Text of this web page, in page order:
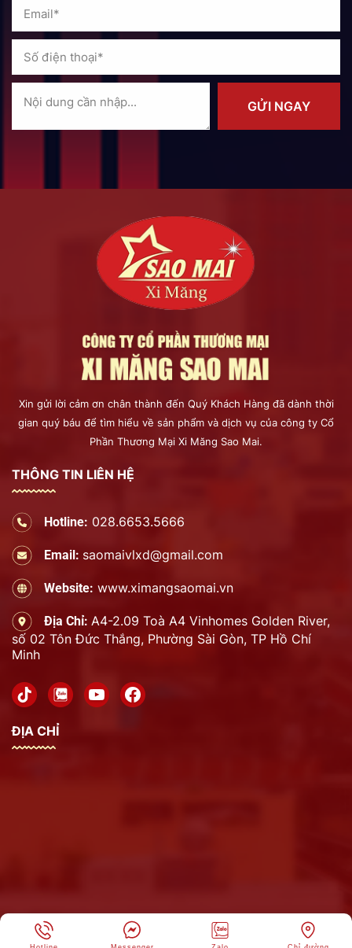
GỬI NGAY
Xin gửi lời cảm ơn chân thành đến Quý Khách Hàng đã dành thời
gian quý báu để tìm hiểu về sản phẩm và dịch vụ của công ty Cổ
Phần Thương Mại Xi Măng Sao Mai.
THÔNG TIN LIÊN HỆ
Hotline: 028.6653.5666
Email: saomaivlxd@gmail.com
Website: www.ximangsaomai.vn
Địa Chỉ: A4-2.09 Toà A4 Vinhomes Golden River,
số 02 Tôn Đức Thắng, Phường Sài Gòn, TP Hồ Chí
Minh
ĐỊA CHỈ